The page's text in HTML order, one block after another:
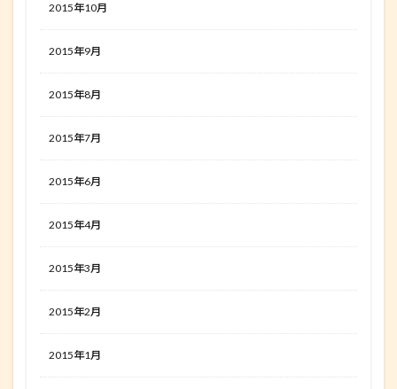
2015年10月
2015年9月
2015年8月
2015年7月
2015年6月
2015年4月
2015年3月
2015年2月
2015年1月